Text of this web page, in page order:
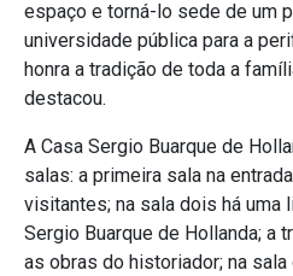
espaço e torná-lo sede de um
universidade pública para a
honra a tradição de toda a
destacou.
A Casa Sergio Buarque de
salas: a primeira sala na
visitantes; na sala dois há uma
Sergio Buarque de Hollanda; a
as obras do historiador; na